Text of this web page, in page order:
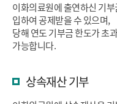
이화의료원에 출연하신 기
입하여 공제받을 수 있으며,
당해 연도 기부금 한도가 초
가능합니다.
상속재산 기부